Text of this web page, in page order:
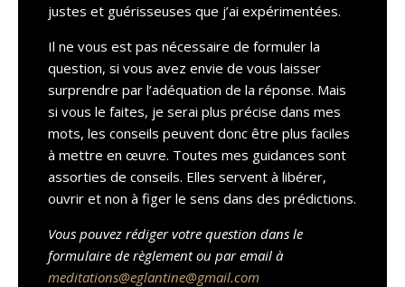
justes et guérisseuses que j’ai expérimentées.
Il ne vous est pas nécessaire de formuler la
question, si vous avez envie de vous laisser
surprendre par l’adéquation de la réponse. Mais
si vous le faites, je serai plus précise dans mes
mots, les conseils peuvent donc être plus faciles
à mettre en œuvre. Toutes mes guidances sont
assorties de conseils. Elles servent à libérer,
ouvrir et non à figer le sens dans des prédictions.
Vous pouvez rédiger votre question dans le
formulaire de règlement ou par email à
meditations@eglantine@gmail.com